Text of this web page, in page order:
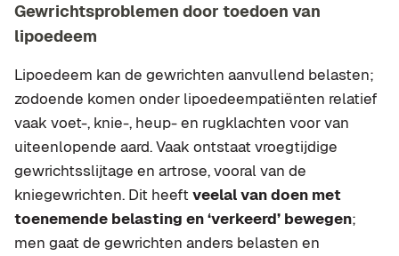
Gewrichtsproblemen door toedoen van
lipoedeem
Lipoedeem kan de gewrichten aanvullend belasten;
zodoende komen onder lipoedeempatiënten relatief
vaak voet-, knie-, heup- en rugklachten voor van
uiteenlopende aard. Vaak ontstaat vroegtijdige
gewrichtsslijtage en artrose, vooral van de
kniegewrichten. Dit heeft veelal van doen met
toenemende belasting en ‘verkeerd’ bewegen;
men gaat de gewrichten anders belasten en